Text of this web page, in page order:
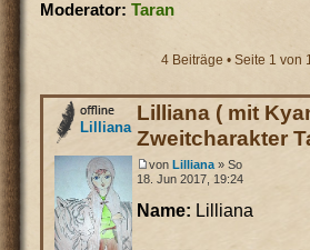
Moderator: Taran
4 Beiträge • Seite 1 von
Lilliana ( mit
Zweitcharakter
von Lilliana» So
18. Jun 2017, 19:24
Name: Lilliana
Lilliana